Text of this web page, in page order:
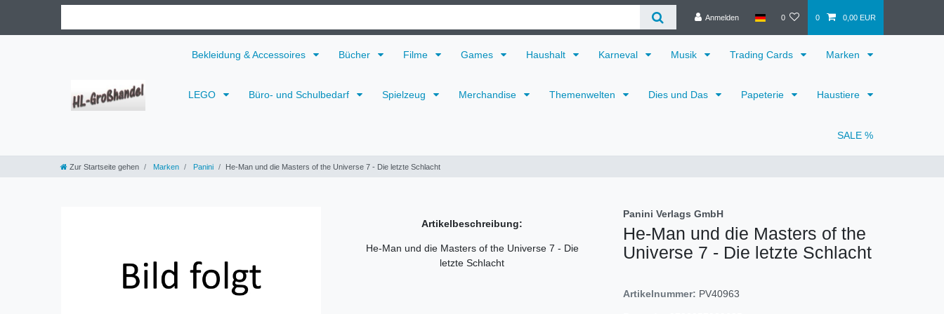
Anmelden 0 0 0,00 EUR
Bekleidung & Accessoires Bücher Filme Games Haushalt Karneval Musik Trading Cards Marken
LEGO Büro- und Schulbedarf Spielzeug Merchandise Themenwelten Dies und Das Papeterie Haustiere
SALE %
Zur Startseite gehen Marken Panini He-Man und die Masters of the Universe 7 - Die letzte Schlacht
Artikelbeschreibung:
He-Man und die Masters of the Universe 7 - Die
letzte Schlacht
Panini Verlags GmbH
He-Man und die Masters of the
Universe 7 - Die letzte Schlacht
Artikelnummer: PV40963